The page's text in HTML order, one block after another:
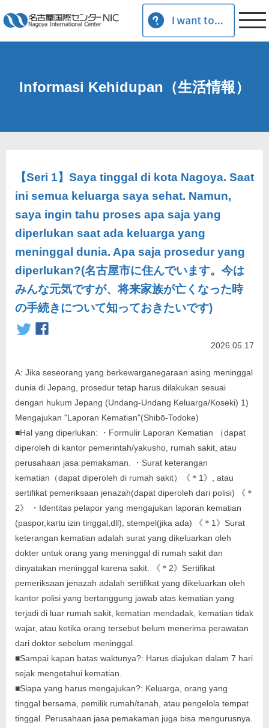
Informasi Kehidupan（生活情報）
【Seri 1】Saya tinggal di kota Nagoya. Saat
ini semua keluarga saya sehat. Namun,
saya ingin tahu proses apa saja yang
diperlukan saat ada keluarga yang
meninggal dunia. Apa saja prosedur yang
diperlukan?(名古屋市に住んでいます。今は
みんな元気ですが、将来家族が亡くなった時
の手続きについて知っておきたいです)
2026.05.17
A: Jika seseorang yang berkewarganegaraan asing meninggal
dunia di Jepang, prosedur tetap harus dilakukan sesuai
dengan hukum Jepang (Undang-Undang Keluarga/Koseki) 1)
Mengajukan "Laporan Kematian"(Shibō-Todoke)
■Hal yang diperlukan: ・Formulir Laporan Kematian （dapat
diperoleh di kantor pemerintah/yakusho, rumah sakit, atau
perusahaan jasa pemakaman. ・Surat keterangan
kematian（dapat diperoleh di rumah sakit）《＊1》, atau
sertifikat pemeriksaan jenazah(dapat diperoleh dari polisi) 《＊
2》 ・Identitas pelapor yang mengajukan laporan kematian
(paspor,kartu izin tinggal,dll), stempel(jika ada) 《＊1》Surat
keterangan kematian adalah surat yang dikeluarkan oleh
dokter untuk orang yang meninggal di rumah sakit dan
dinyatakan meninggal karena sakit. 《＊2》Sertifikat
pemeriksaan jenazah adalah sertifikat yang dikeluarkan oleh
kantor polisi yang bertanggung jawab atas kematian yang
terjadi di luar rumah sakit, kematian mendadak, kematian tidak
wajar, atau ketika orang tersebut belum menerima perawatan
dari dokter sebelum meninggal.
■Sampai kapan batas waktunya?: Harus diajukan dalam 7 hari
sejak mengetahui kematian.
■Siapa yang harus mengajukan?: Keluarga, orang yang
tinggal bersama, pemilik rumah/tanah, atau pengelola tempat
tinggal. Perusahaan jasa pemakaman juga bisa mengurusnya.